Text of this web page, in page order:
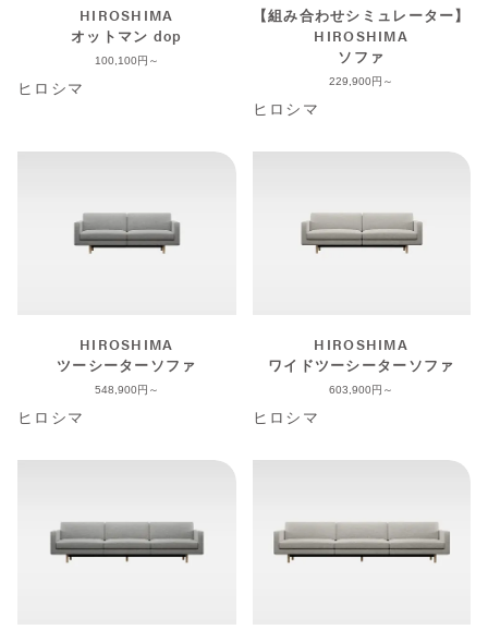
HIROSHIMA
オットマン dop
100,100
ヒロシマ
【組み合わせシミュレーター】
HIROSHIMA
ソファ
229,900
ヒロシマ
HIROSHIMA
ツーシーターソファ
548,900
ヒロシマ
HIROSHIMA
ワイドツーシーターソファ
603,900
ヒロシマ